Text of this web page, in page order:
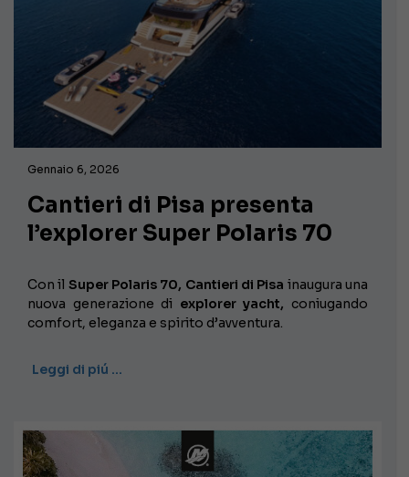
Gennaio 6, 2026
Cantieri di Pisa presenta
l’explorer Super Polaris 70
Con il Super Polaris 70, Cantieri di Pisa inaugura una
nuova generazione di explorer yacht, coniugando
comfort, eleganza e spirito d’avventura.
Leggi di piú …